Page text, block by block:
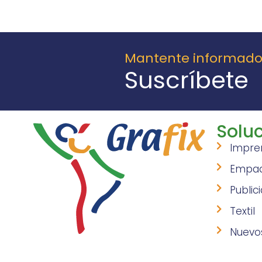
Mantente informado
Suscríbete
Textil